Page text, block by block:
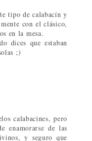
tipo de calabacín y
con el clásico,
en la mesa.
dices que estaban
;)
calabacines, pero
enamorarse de las
y seguro que